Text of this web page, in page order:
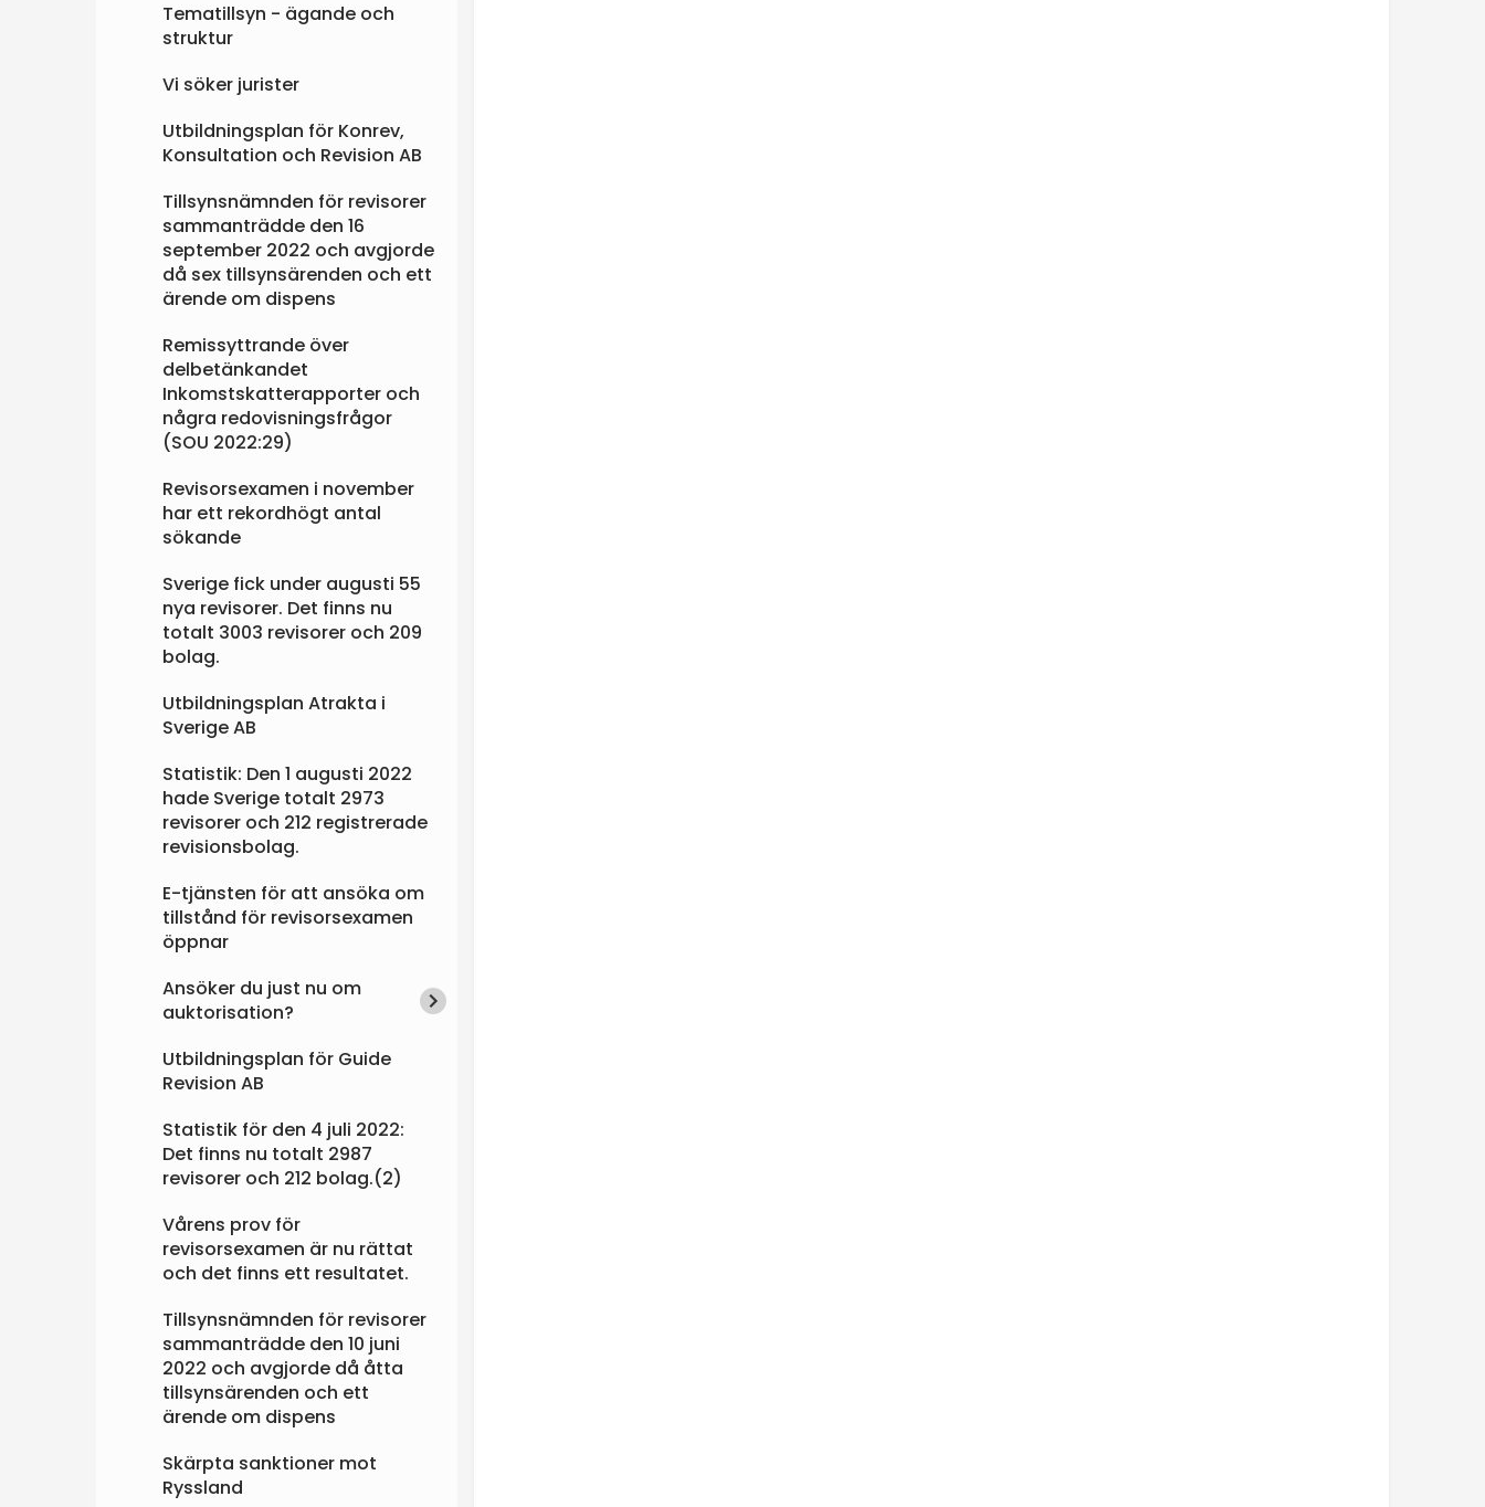
Tematillsyn - ägande och
struktur
Vi söker jurister
Utbildningsplan för Konrev,
Konsultation och Revision AB
Tillsynsnämnden för revisorer
sammanträdde den 16
september 2022 och avgjorde
då sex tillsynsärenden och ett
ärende om dispens
Remissyttrande över
delbetänkandet
Inkomstskatterapporter och
några redovisningsfrågor
(SOU 2022:29)
Revisorsexamen i november
har ett rekordhögt antal
sökande
Sverige fick under augusti 55
nya revisorer. Det finns nu
totalt 3003 revisorer och 209
bolag.
Utbildningsplan Atrakta i
Sverige AB
Statistik: Den 1 augusti 2022
hade Sverige totalt 2973
revisorer och 212 registrerade
revisionsbolag.
E-tjänsten för att ansöka om
tillstånd för revisorsexamen
öppnar
Ansöker du just nu om
auktorisation?
Utbildningsplan för Guide
Revision AB
Statistik för den 4 juli 2022:
Det finns nu totalt 2987
revisorer och 212 bolag.(2)
Vårens prov för
revisorsexamen är nu rättat
och det finns ett resultatet.
Tillsynsnämnden för revisorer
sammanträdde den 10 juni
2022 och avgjorde då åtta
tillsynsärenden och ett
ärende om dispens
Skärpta sanktioner mot
Ryssland